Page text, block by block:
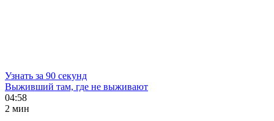
Узнать за 90 секунд
Выживший там, где не выживают
04:58
2 мин